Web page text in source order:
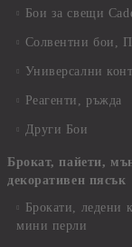
Бои за свещи
Солвентни бои,
Универсални
Реагенти, ръжда
Други Бои
Брокат, пайети,
декоративен пясък
Брокати, ледени
мини перли